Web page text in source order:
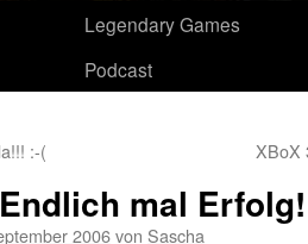
Legendary Games
Podcast
:-( XBoX
mal Erfolg!
2006von Sascha